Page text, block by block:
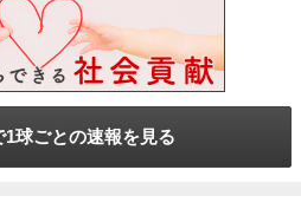
1球ごとの速報を見る